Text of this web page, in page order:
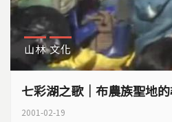
山林 文化
七彩湖之歌｜布農族聖地
2001-02-19